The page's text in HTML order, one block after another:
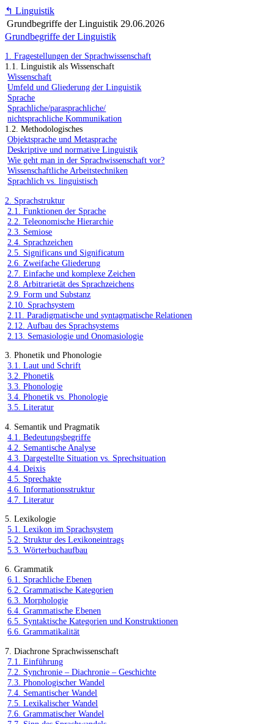
↰ Linguistik
Grundbegriffe der Linguistik 29.06.2026
Grundbegriffe der Linguistik
1. Fragestellungen der Sprachwissenschaft
1.1. Linguistik als Wissenschaft
Wissenschaft
Umfeld und Gliederung der Linguistik
Sprache
Sprachliche/parasprachliche/
nichtsprachliche Kommunikation
1.2. Methodologisches
Objektsprache und Metasprache
Deskriptive und normative Linguistik
Wie geht man in der Sprachwissenschaft vor?
Wissenschaftliche Arbeitstechniken
Sprachlich vs. linguistisch
2. Sprachstruktur
2.1. Funktionen der Sprache
2.2. Teleonomische Hierarchie
2.3. Semiose
2.4. Sprachzeichen
2.5. Significans und Significatum
2.6. Zweifache Gliederung
2.7. Einfache und komplexe Zeichen
2.8. Arbitrarietät des Sprachzeichens
2.9. Form und Substanz
2.10. Sprachsystem
2.11. Paradigmatische und syntagmatische Relationen
2.12. Aufbau des Sprachsystems
2.13. Semasiologie und Onomasiologie
3. Phonetik und Phonologie
3.1. Laut und Schrift
3.2. Phonetik
3.3. Phonologie
3.4. Phonetik vs. Phonologie
3.5. Literatur
4. Semantik und Pragmatik
4.1. Bedeutungsbegriffe
4.2. Semantische Analyse
4.3. Dargestellte Situation vs. Sprechsituation
4.4. Deixis
4.5. Sprechakte
4.6. Informationsstruktur
4.7. Literatur
5. Lexikologie
5.1. Lexikon im Sprachsystem
5.2. Struktur des Lexikoneintrags
5.3. Wörterbuchaufbau
6. Grammatik
6.1. Sprachliche Ebenen
6.2. Grammatische Kategorien
6.3. Morphologie
6.4. Grammatische Ebenen
6.5. Syntaktische Kategorien und Konstruktionen
6.6. Grammatikalität
7. Diachrone Sprachwissenschaft
7.1. Einführung
7.2. Synchronie – Diachronie – Geschichte
7.3. Phonologischer Wandel
7.4. Semantischer Wandel
7.5. Lexikalischer Wandel
7.6. Grammatischer Wandel